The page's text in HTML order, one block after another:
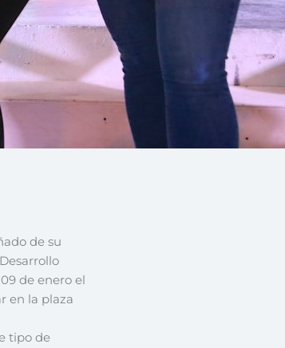
de su
de enero el
en la plaza
tipo de